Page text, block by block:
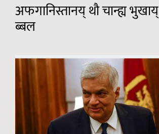
अफगानिस्तानय् थौ चान्ह्य भुखाय्
ब्बल